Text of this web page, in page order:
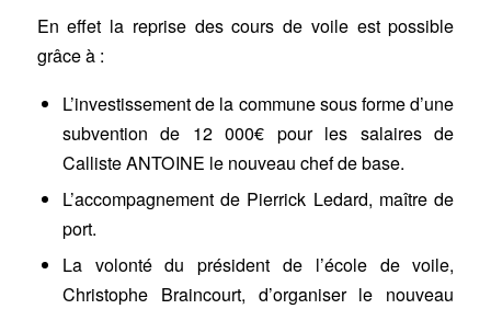
En effet la reprise des cours de voile est possible
grâce à :
L’investissement de la commune sous forme d’une
subvention de 12 000€ pour les salaires de
Calliste ANTOINE le nouveau chef de base.
L’accompagnement de Pierrick Ledard, maître de
port.
La volonté du président de l’école de voile,
Christophe Braincourt, d’organiser le nouveau